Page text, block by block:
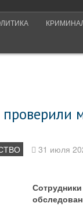
31 июля